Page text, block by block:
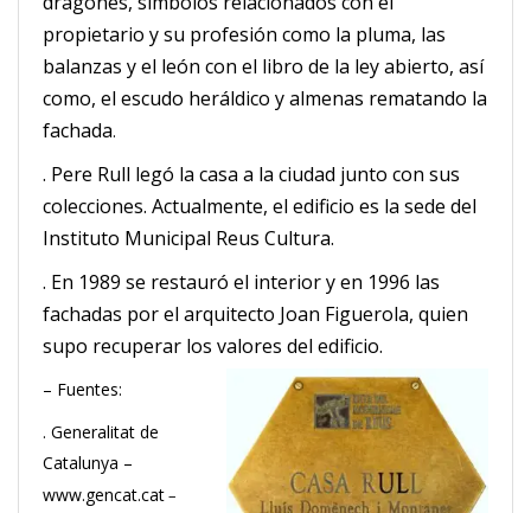
propietario y su profesión como la pluma, las
balanzas y el león con el libro de la ley abierto, así
como, el escudo heráldico y almenas rematando la
fachada.
. Pere Rull legó la casa a la ciudad junto con sus
colecciones. Actualmente, el edificio es la sede del
Instituto Municipal Reus Cultura.
. En 1989 se restauró el interior y en 1996 las
fachadas por el arquitecto Joan Figuerola, quien
supo recuperar los valores del edificio.
– Fuentes:
. Generalitat de
Catalunya –
www.gencat.cat–